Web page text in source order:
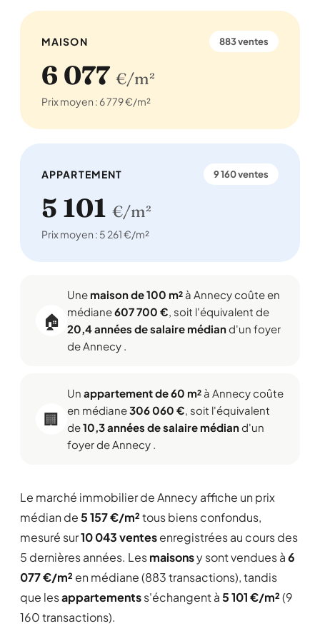
MAISON 883 ventes
6 077 €/m²
Prix moyen : 6 779 €/m²
APPARTEMENT 9 160 ventes
5 101 €/m²
Prix moyen : 5 261 €/m²
🏠
Une maison de 100 m² à Annecy coûte en
médiane607 700 €, soit l'équivalent de
20,4 années de salaire médiand'un foyer
de Annecy .
🏢
Un appartement de 60 m² à Annecy coûte
en médiane306 060 €, soit l'équivalent
de10,3 années de salaire médiand'un
foyer de Annecy .
Le marché immobilier de Annecy affiche un prix
médian de5 157 €/m²tous biens confondus,
mesuré sur10 043 ventesenregistrées au cours des
5 dernières années. Lesmaisonsy sont vendues à6
077 €/m² en médiane (883 transactions), tandis
que lesappartementss'échangent à5 101 €/m²(9
160 transactions).